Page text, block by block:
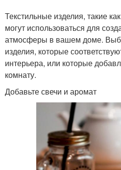
Текстильные изделия, такие
могут использоваться для
атмосферы в вашем доме.
изделия, которые
интерьера, или которые
комнату.
Добавьте свечи и аромат